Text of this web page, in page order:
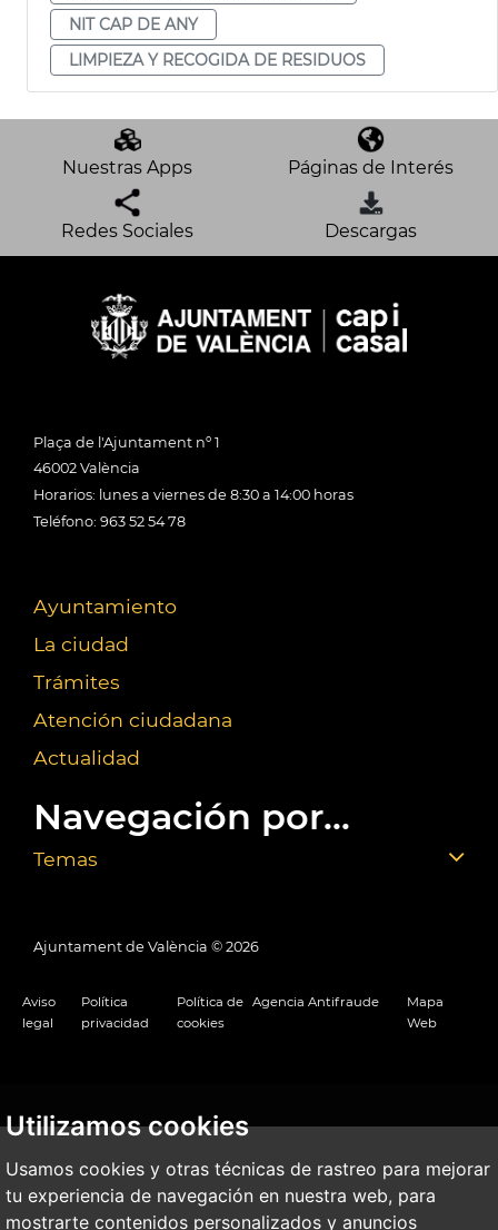
Utilizamos cookies
Usamos cookies y otras técnicas de rastreo para mejorar
tu experiencia de navegación en nuestra web, para
mostrarte contenidos personalizados y anuncios
NIT CAP DE ANY
LIMPIEZA Y RECOGIDA DE RESIDUOS
Nuestras Apps Páginas de Interés
Redes Sociales Descargas
Plaça de l'Ajuntament nº 1
46002 València
Horarios: lunes a viernes de 8:30 a 14:00 horas
Teléfono: 963 52 54 78
Ayuntamiento
La ciudad
Trámites
Atención ciudadana
Actualidad
Navegación por...
Temas
Ajuntament de València © 2026
Aviso
legal
Política
privacidad
Política de
cookies
Agencia Antifraude
Mapa
Web